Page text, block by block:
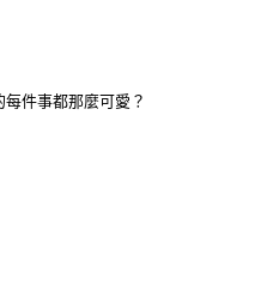
件事都那麼可愛？